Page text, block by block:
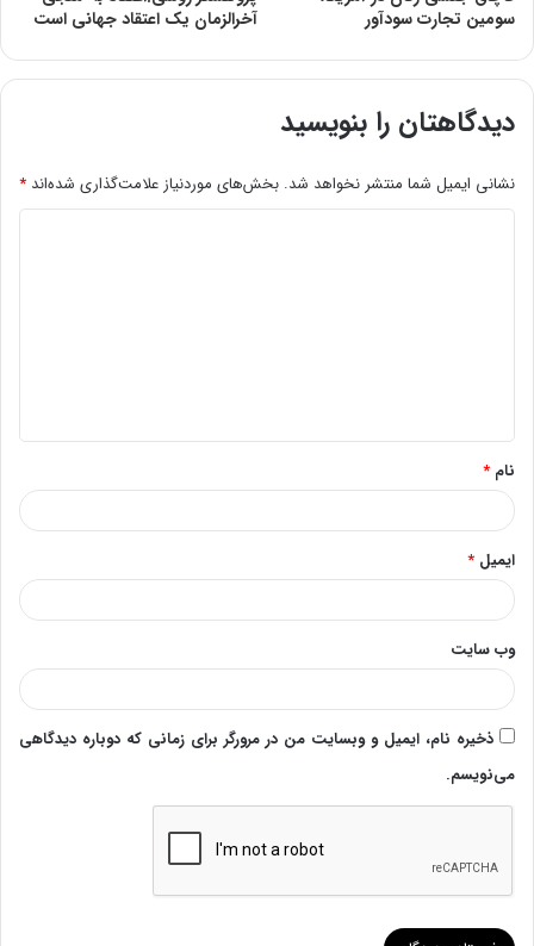
سومین تجارت سودآور
آخرالزمان یک اعتقاد جهانی است
دیدگاهتان را بنویسید
نشانی ایمیل شما منتشر نخواهد شد. بخش‌های موردنیاز علامت‌گذاری شده‌اند *
*
نام *
ایمیل *
وب‌ سایت
ذخیره نام، ایمیل و وبسایت من در مرورگر برای زمانی که دوباره دیدگاهی
می‌نویسم.